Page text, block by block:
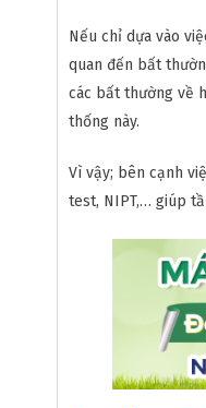
Nếu chỉ dựa vào
quan đến bất
các bất thường về
thống này.
Vì vậy; bên cạnh
test, NIPT,… giúp